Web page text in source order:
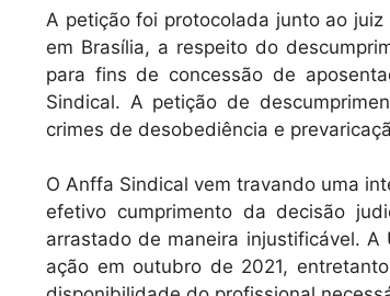
A
p
p
b
o
o
k
A petição foi protocolada junto ao
em Brasília, a respeito do
para fins de concessão de
Sindical. A petição de
crimes de desobediência e
O Anffa Sindical vem travando uma
efetivo cumprimento da decisão
arrastado de maneira injustificável.
ação em outubro de 2021,